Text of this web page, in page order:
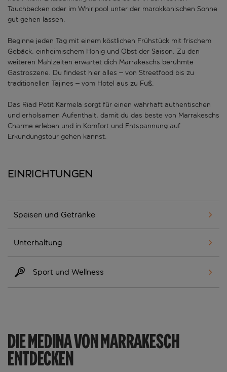
Tauchbecken oder im Whirlpool unter der marokkanischen Sonne
gut gehen lassen.
Beginne jeden Tag mit einem köstlichen Frühstück mit frischem
Gebäck, einheimischem Honig und Obst der Saison. Zu den
weiteren Mahlzeiten erwartet dich Marrakeschs berühmte
Gastroszene. Du findest hier alles – von Streetfood bis zu
traditionellen Tajines – vom Hotel aus zu Fuß.
Das Riad Petit Karmela sorgt für einen wahrhaft authentischen
und erholsamen Aufenthalt, damit du das beste von Marrakeschs
Charme erleben und in Komfort und Entspannung auf
Erkundungstour gehen kannst.
Einrichtungen
Speisen und Getränke
Unterhaltung
Sport und Wellness
DIE MEDINA VON MARRAKESCH
ENTDECKEN